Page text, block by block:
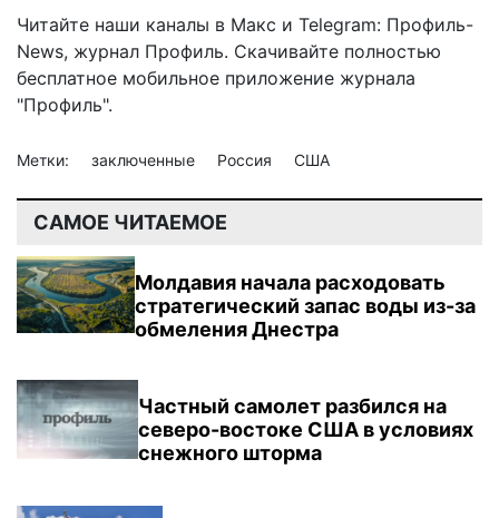
Читайте наши каналы в Макс и Telegram: Профиль-
News, журнал Профиль. Скачивайте полностью
бесплатное мобильное приложение журнала
"Профиль".
Метки: заключенные Россия США
САМОЕ ЧИТАЕМОЕ
Молдавия начала расходовать
стратегический запас воды из-за
обмеления Днестра
Частный самолет разбился на
северо-востоке США в условиях
снежного шторма